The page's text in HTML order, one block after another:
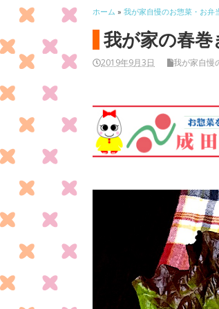
ホーム »我が家自慢のお惣菜・お弁
我が家の春
2019年9月3日 我が家自慢